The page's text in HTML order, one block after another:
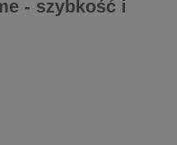
- szybkość i